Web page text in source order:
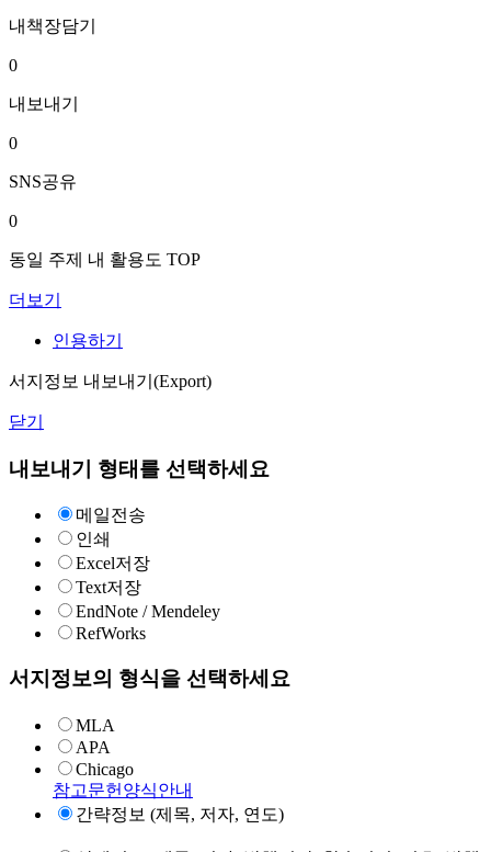
내책장담기
0
내보내기
0
SNS공유
0
동일 주제 내 활용도 TOP
더보기
인용하기
서지정보 내보내기(Export)
닫기
내보내기 형태를 선택하세요
메일전송
인쇄
Excel저장
Text저장
EndNote / Mendeley
RefWorks
서지정보의 형식을 선택하세요
MLA
APA
Chicago
참고문헌양식안내
간략정보 (제목, 저자, 연도)